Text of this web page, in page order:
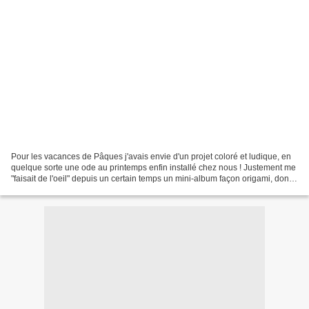
Pour les vacances de Pâques j'avais envie d'un projet coloré et ludique, en
quelque sorte une ode au printemps enfin installé chez nous ! Justement me
"faisait de l'oeil" depuis un certain temps un mini-album façon origami, dont